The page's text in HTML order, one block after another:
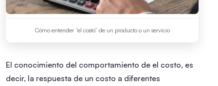
Cómo entender “el costo” de un producto o un servicio
El conocimiento del comportamiento de el costo, es
decir, la respuesta de un costo a diferentes